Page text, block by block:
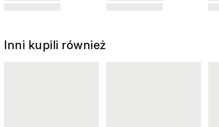
Inni kupili również